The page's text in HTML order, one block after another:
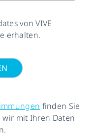
von VIVE
erhalten.
finden Sie
mit Ihren Daten